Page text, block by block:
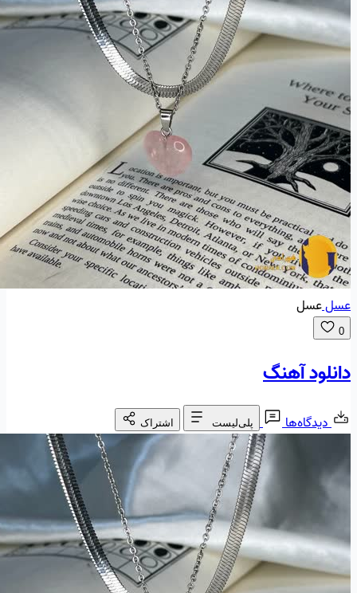
عسلعسل
0
دانلود آهنگ
دیدگاه‌ها پلی‌لیست اشتراک